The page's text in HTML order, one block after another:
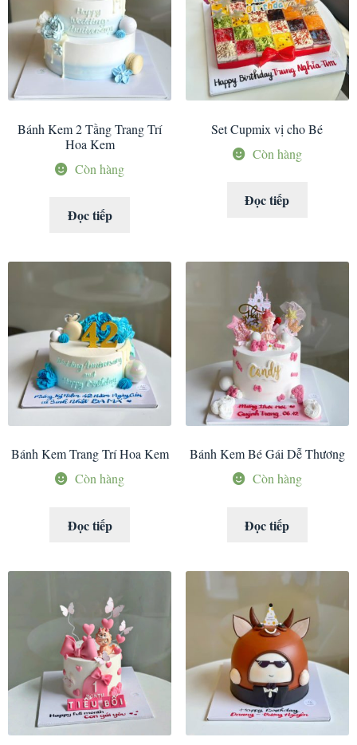
Bánh Kem 2 Tầng Trang Trí
Hoa Kem
Còn hàng
Đọc tiếp
Set Cupmix vị cho Bé
Còn hàng
Đọc tiếp
Bánh Kem Trang Trí Hoa Kem
Còn hàng
Đọc tiếp
Bánh Kem Bé Gái Dễ Thương
Còn hàng
Đọc tiếp